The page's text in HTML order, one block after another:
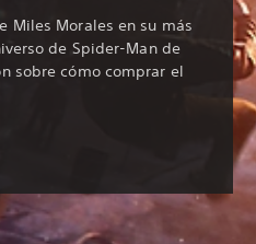
Miles Morales en su más
de Spider-Man de
sobre cómo comprar el